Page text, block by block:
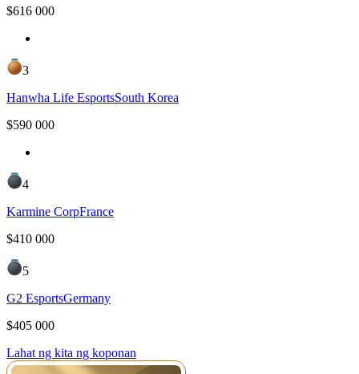
$616 000
3
Hanwha Life EsportsSouth Korea
$590 000
4
Karmine CorpFrance
$410 000
5
G2 EsportsGermany
$405 000
Lahat ng kita ng koponan